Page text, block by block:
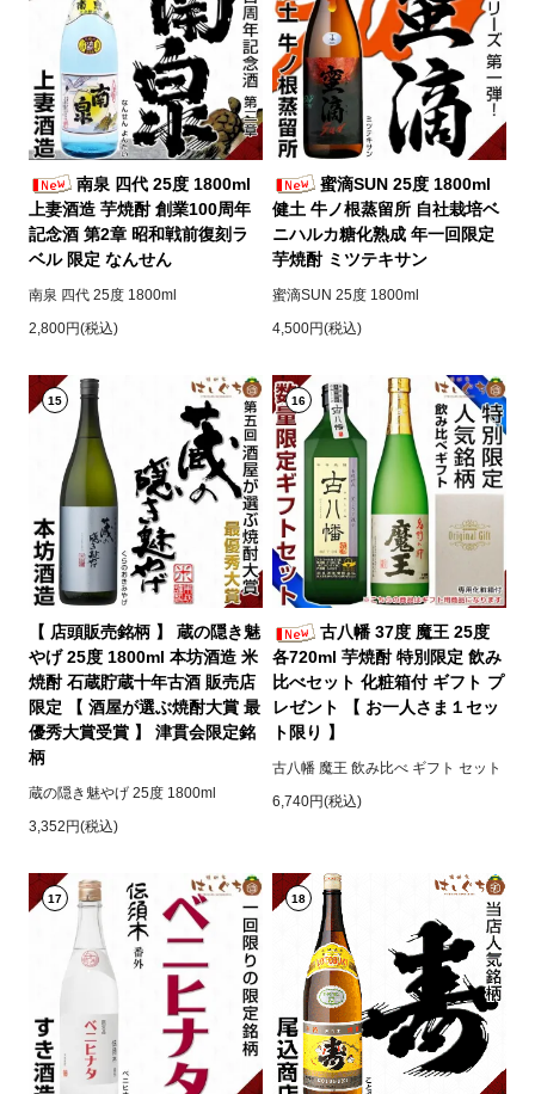
南泉 四代 25度 1800ml
上妻酒造 芋焼酎 創業100周年
記念酒 第2章 昭和戦前復刻ラ
ベル 限定 なんせん
南泉 四代 25度 1800ml
2,800円(税込)
蜜滴SUN 25度 1800ml
健土 牛ノ根蒸留所 自社栽培ベ
ニハルカ糖化熟成 年一回限定
芋焼酎 ミツテキサン
蜜滴SUN 25度 1800ml
4,500円(税込)
15
【 店頭販売銘柄 】 蔵の隠き魅
やげ 25度 1800ml 本坊酒造 米
焼酎 石蔵貯蔵十年古酒 販売店
限定 【 酒屋が選ぶ焼酎大賞 最
優秀大賞受賞 】 津貫会限定銘
柄
蔵の隠き魅やげ 25度 1800ml
3,352円(税込)
16
古八幡 37度 魔王 25度
各720ml 芋焼酎 特別限定 飲み
比べセット 化粧箱付 ギフト プ
レゼント 【 お一人さま１セッ
ト限り 】
古八幡 魔王 飲み比べ ギフト セット
6,740円(税込)
17 18